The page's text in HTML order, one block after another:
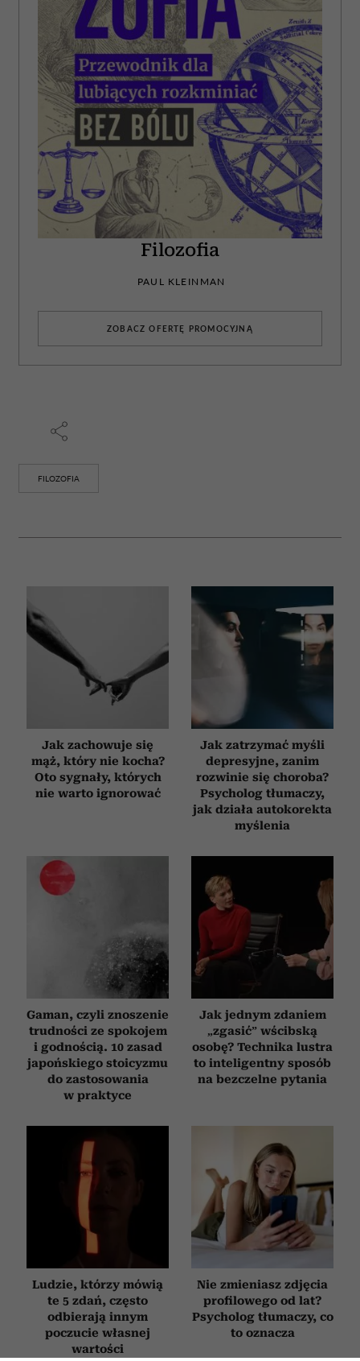
Filozofia
PAUL KLEINMAN
ZOBACZ OFERTĘ PROMOCYJNĄ
FILOZOFIA
Jak zachowuje się
mąż, który nie kocha?
Oto sygnały, których
nie warto ignorować
Jak zatrzymać myśli
depresyjne, zanim
rozwinie się choroba?
Psycholog tłumaczy,
jak działa autokorekta
myślenia
Gaman, czyli znoszenie
trudności ze spokojem
i godnością. 10 zasad
japońskiego stoicyzmu
do zastosowania
w praktyce
Jak jednym zdaniem
„zgasić” wścibską
osobę? Technika lustra
to inteligentny sposób
na bezczelne pytania
Ludzie, którzy mówią
te 5 zdań, często
odbierają innym
poczucie własnej
wartości
Nie zmieniasz zdjęcia
profilowego od lat?
Psycholog tłumaczy, co
to oznacza